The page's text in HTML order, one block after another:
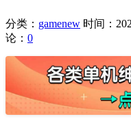
分类： gamenew 时间：
论： 0